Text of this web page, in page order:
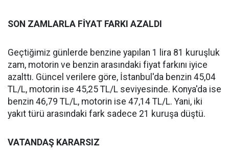
SON ZAMLARLA FİYAT FARKI AZALDI
Geçtiğimiz günlerde benzine yapılan 1 lira 81 kuruşluk
zam, motorin ve benzin arasındaki fiyat farkını iyice
azalttı. Güncel verilere göre, İstanbul'da benzin 45,04
TL/L, motorin ise 45,25 TL/L seviyesinde. Konya'da ise
benzin 46,79 TL/L, motorin ise 47,14 TL/L. Yani, iki
yakıt türü arasındaki fark sadece 21 kuruşa düştü.
VATANDAŞ KARARSIZ